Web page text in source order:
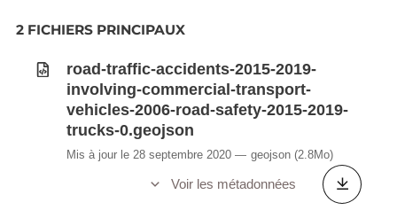
2 FICHIERS PRINCIPAUX
road-traffic-accidents-2015-2019-
involving-commercial-transport-
vehicles-2006-road-safety-2015-2019-
trucks-0.geojson
Mis à jour le 28 septembre 2020 geojson (2.8Mo)
Voir les métadonnées